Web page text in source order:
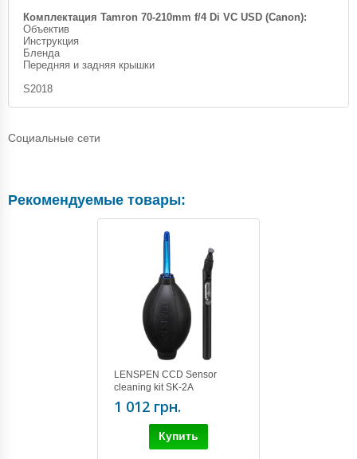
Комплектация Tamron 70-210mm f/4 Di VC USD (Canon):
Объектив
Инструкция
Бленда
Передняя и задняя крышки
S2018
Социальные сети
Рекомендуемые товары:
LENSPEN CCD Sensor
cleaning kit SK-2A
1 012 грн.
Купить